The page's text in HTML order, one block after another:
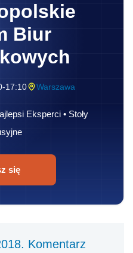
Biur
17:10 Warszawa
Eksperci • Stoły
się
Komentarz